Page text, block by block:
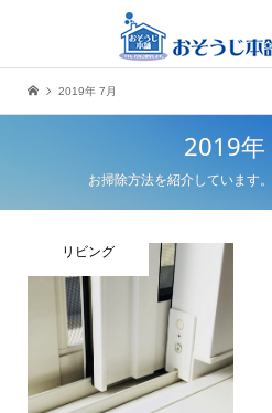
2019年 7月
2019年
お掃除方法を紹介しています
リビング